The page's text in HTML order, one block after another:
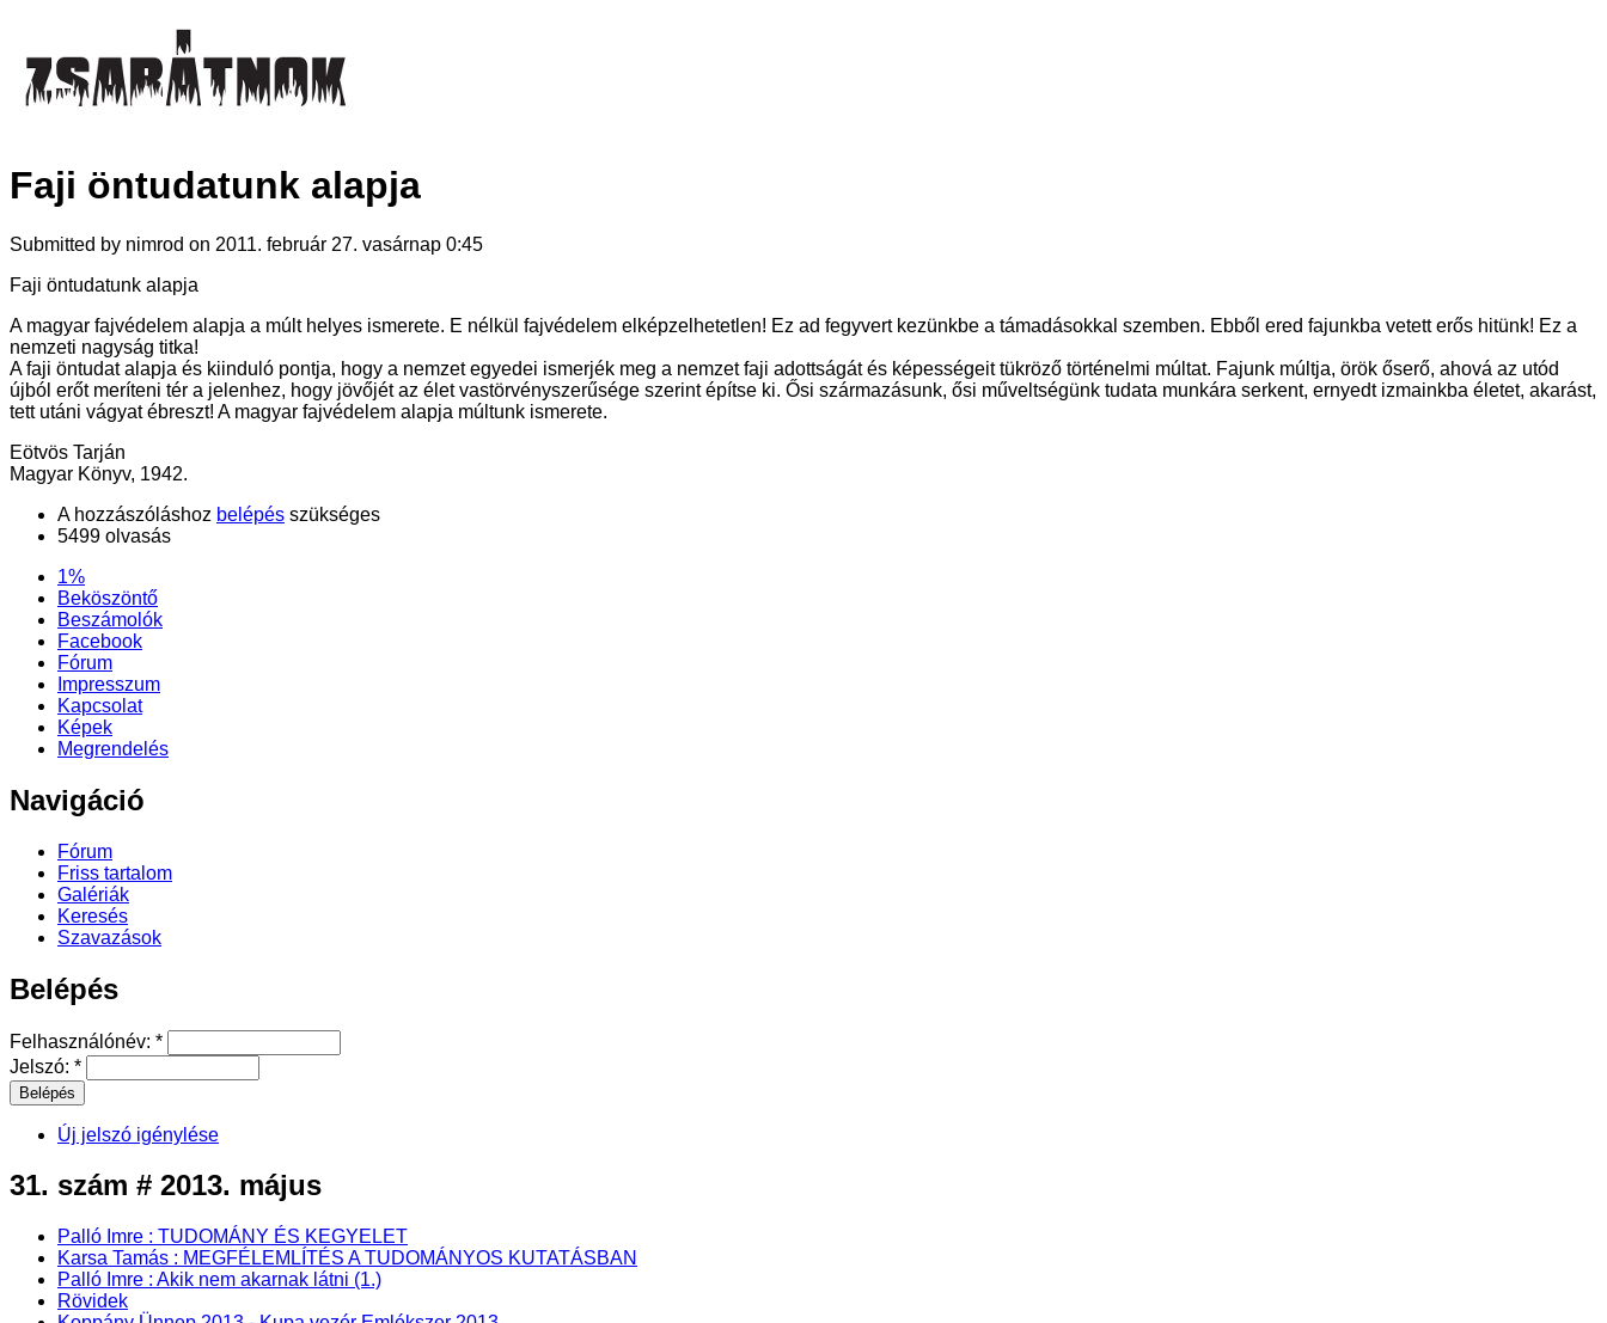
Faji öntudatunk alapja
Submitted by nimrod on 2011. február 27. vasárnap 0:45
Faji öntudatunk alapja
A magyar fajvédelem alapja a múlt helyes ismerete. E nélkül fajvédelem elképzelhetetlen! Ez ad fegyvert kezünkbe a támadásokkal szemben. Ebből ered fajunkba vetett erős hitünk! Ez a
nemzeti nagyság titka!
A faji öntudat alapja és kiinduló pontja, hogy a nemzet egyedei ismerjék meg a nemzet faji adottságát és képességeit tükröző történelmi múltat. Fajunk múltja, örök őserő, ahová az utód
újból erőt meríteni tér a jelenhez, hogy jövőjét az élet vastörvényszerűsége szerint építse ki. Ősi származásunk, ősi műveltségünk tudata munkára serkent, ernyedt izmainkba életet, akarást,
tett utáni vágyat ébreszt! A magyar fajvédelem alapja múltunk ismerete.
Eötvös Tarján
Magyar Könyv, 1942.
A hozzászóláshoz belépés szükséges
5499 olvasás
1%
Beköszöntő
Beszámolók
Facebook
Fórum
Impresszum
Kapcsolat
Képek
Megrendelés
Navigáció
Fórum
Friss tartalom
Galériák
Keresés
Szavazások
Belépés
Felhasználónév: *
Jelszó: *
Új jelszó igénylése
31. szám # 2013. május
Palló Imre : TUDOMÁNY ÉS KEGYELET
Karsa Tamás : MEGFÉLEMLÍTÉS A TUDOMÁNYOS KUTATÁSBAN
Palló Imre : Akik nem akarnak látni (1.)
Rövidek